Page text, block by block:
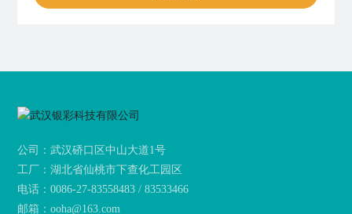
公司：武汉硚口区中山大道1号
工厂：湖北省仙桃市下查化工园区
电话：0086-27-83558483 / 83533466
邮箱：ooha@163.com